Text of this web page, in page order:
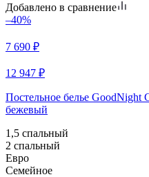
Добавлено в сравнение
–40%
7 690 ₽
12 947 ₽
Постельное белье GoodNight
бежевый
1,5 спальный
2 спальный
Евро
Семейное